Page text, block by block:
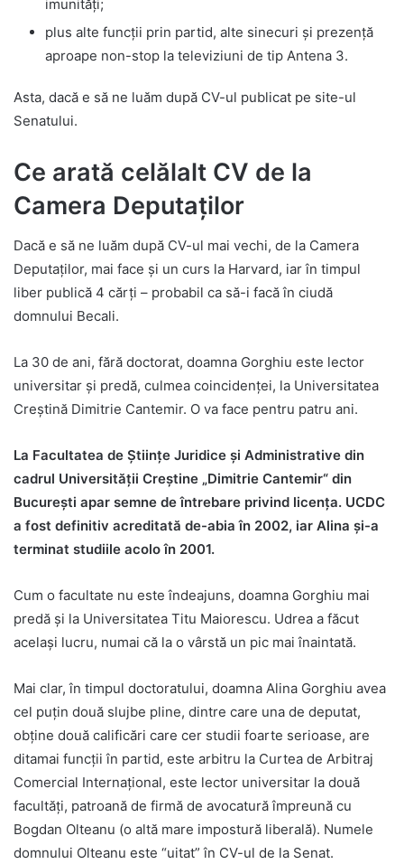
imunități;
plus alte funcții prin partid, alte sinecuri și prezență
aproape non-stop la televiziuni de tip Antena 3.
Asta, dacă e să ne luăm după CV-ul publicat pe site-ul
Senatului.
Ce arată celălalt CV de la
Camera Deputaților
Dacă e să ne luăm după CV-ul mai vechi, de la Camera
Deputaților, mai face și un curs la Harvard, iar în timpul
liber publică 4 cărți – probabil ca să-i facă în ciudă
domnului Becali.
La 30 de ani, fără doctorat, doamna Gorghiu este lector
universitar și predă, culmea coincidenței, la Universitatea
Creștină Dimitrie Cantemir. O va face pentru patru ani.
La Facultatea de Științe Juridice și Administrative din
cadrul Universității Creștine „Dimitrie Cantemir“ din
București apar semne de întrebare privind licența. UCDC
a fost definitiv acreditată de-abia în 2002, iar Alina și-a
terminat studiile acolo în 2001.
Cum o facultate nu este îndeajuns, doamna Gorghiu mai
predă și la Universitatea Titu Maiorescu. Udrea a făcut
același lucru, numai că la o vârstă un pic mai înaintată.
Mai clar, în timpul doctoratului, doamna Alina Gorghiu avea
cel puțin două slujbe pline, dintre care una de deputat,
obține două calificări care cer studii foarte serioase, are
ditamai funcții în partid, este arbitru la Curtea de Arbitraj
Comercial Internațional, este lector universitar la două
facultăți, patroană de firmă de avocatură împreună cu
Bogdan Olteanu (o altă mare impostură liberală). Numele
domnului Olteanu este “uitat” în CV-ul de la Senat.